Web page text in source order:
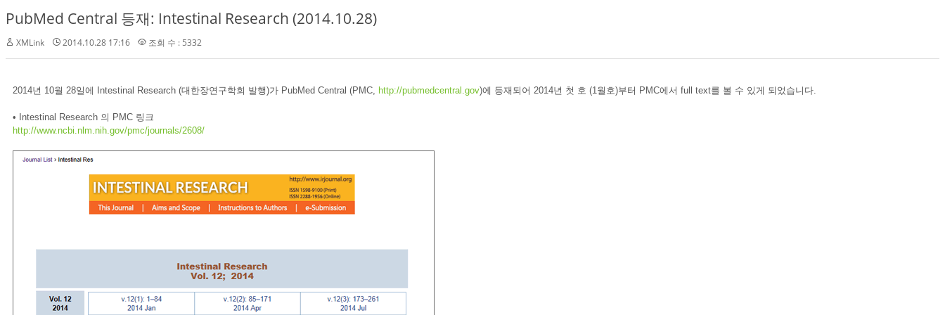
PubMed Central 등재: Intestinal Research (2014.10.28)
XMLink 2014.10.28 17:16 조회 수 : 5332
2014년 10월 28일에 Intestinal Research (대한장연구학회 발행)가 PubMed Central (PMC, http://pubmedcentral.gov)에 등재되어 2014년 첫 호 (1월호)부터 PMC에서 full text를 볼 수 있게 되었습니다.
•
Intestinal Research 의 PMC 링크
http://www.ncbi.nlm.nih.gov/pmc/journals/2608/